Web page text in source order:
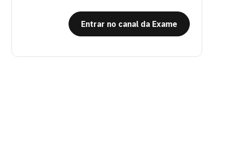
Entrar no canal da Exame